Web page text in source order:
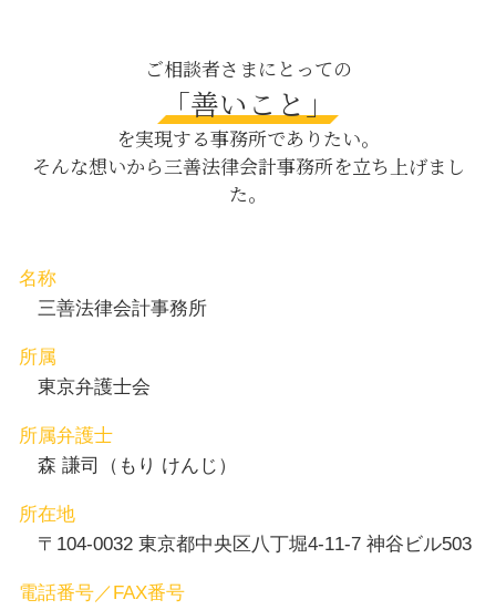
従業員 損害賠償
法務 株主 債権者
少額債権 時効
育児 離婚
パワハラ 法律
居住 不動産
ハラスメント 対策 会社
父親 親権 取る 方法
企業法務 茅場町 相談
企業法務 新宿区 相談
相続 渋谷区 弁護士
養育費 渋谷区 相談
刑事事件 目黒区 相談
養育費 新宿区 相談
刑事事件 渋谷区 相談
ご相談者さまにとっての
「善いこと」
を実現する事務所でありたい。
そんな想いから三善法律会計事務所を立ち上げまし
た。
名称
三善法律会計事務所
所属
東京弁護士会
所属弁護士
森 謙司（もり けんじ）
所在地
〒104-0032 東京都中央区八丁堀4-11-7 神谷ビル503
電話番号／FAX番号